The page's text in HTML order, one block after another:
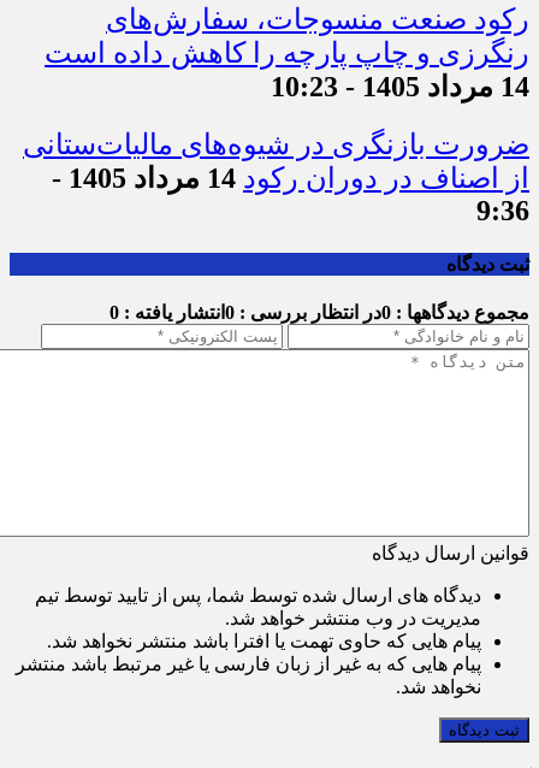
رکود صنعت منسوجات، سفارش‌های
رنگرزی و چاپ پارچه را کاهش داده است
14 مرداد 1405 - 10:23
ضرورت بازنگری در شیوه‌های مالیات‌ستانی
از اصناف در دوران رکود
14 مرداد 1405 -
9:36
ثبت دیدگاه
مجموع دیدگاهها : 0 در انتظار بررسی : 0 انتشار یافته : 0
قوانین ارسال دیدگاه
دیدگاه های ارسال شده توسط شما، پس از تایید توسط تیم
مدیریت در وب منتشر خواهد شد.
پیام هایی که حاوی تهمت یا افترا باشد منتشر نخواهد شد.
پیام هایی که به غیر از زبان فارسی یا غیر مرتبط باشد منتشر
نخواهد شد.
ثبت دیدگاه